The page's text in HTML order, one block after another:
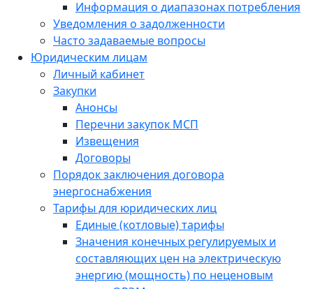
Информация о диапазонах потребления
Уведомления о задолженности
Часто задаваемые вопросы
Юридическим лицам
Личный кабинет
Закупки
Анонсы
Перечни закупок МСП
Извещения
Договоры
Порядок заключения договора
энергоснабжения
Тарифы для юридических лиц
Единые (котловые) тарифы
Значения конечных регулируемых и
составляющих цен на электрическую
энергию (мощность) по неценовым